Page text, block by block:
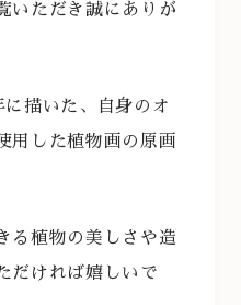
いただき誠にありが
描いた、自身のオ
用した植物画の原画
る植物の美しさや造
だければ嬉しいで